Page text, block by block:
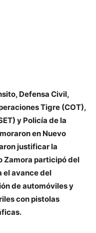
Defensa Civil,
Tigre (COT),
y Policía de la
en Nuevo
justificar la
Zamora participó del
avance del
de automóviles y
con pistolas